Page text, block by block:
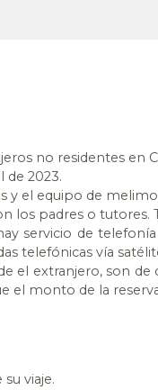
no residentes
de 2023.
y el equipo de
padres o tutores.
servicio de
telefónicas vía
el extranjero, son
el monto de la
viaje.